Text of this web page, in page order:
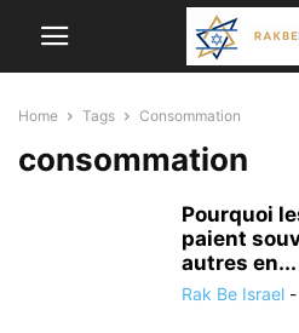
Home Tags Consommation
consommation
Pourquoi
paient
autres en...
Rak Be Israel -